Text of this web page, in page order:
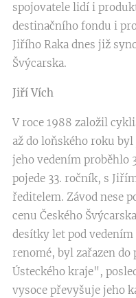
spojovatele lidí i
destinačního fondu i
Jiřího Raka dnes již
Švýcarska.
Jiří Vích
V roce 1988 založil
až do loňského roku
jeho vedením proběhlo
pojede 33. ročník, s
ředitelem. Závod nese
cenu Českého
desítky let pod
renomé, byl zařazen
Ústeckého kraje",
vysoce převyšuje jeho